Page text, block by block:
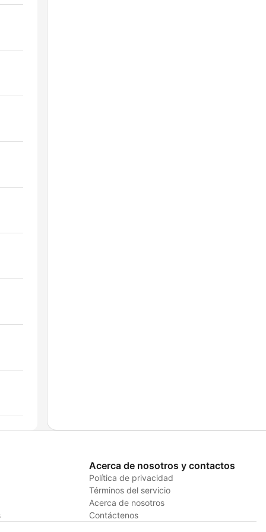
Acerca de nosotros y contactos
Política de privacidad
Términos del servicio
Acerca de nosotros
Contáctenos